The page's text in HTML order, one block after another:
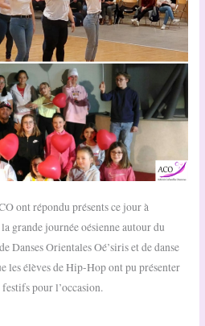
ont répondu présents ce jour à
grande journée oésienne autour du
Danses Orientales Oé’siris et de danse
les élèves de Hip-Hop ont pu présenter
pour l’occasion.